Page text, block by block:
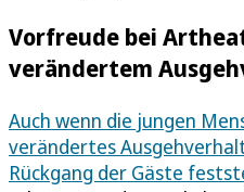
Vorfreude bei
verändertem
Auch wenn die jungen
verändertes
Rückgang der Gäste